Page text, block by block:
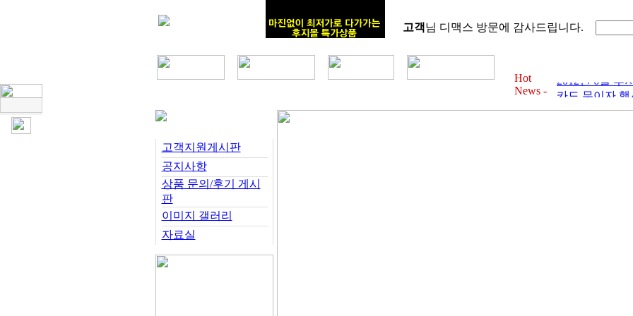
고객님 디맥스 방문에 감사드립니다.
Hot
News -
카드 무이자 행
2012년 4월 후
고객지원게시판
공지사항
상품 문의/후기 게시
판
이미지 갤러리
자료실